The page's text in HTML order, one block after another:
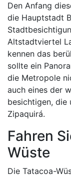
Den Anfang
die Hauptstadt
Altstadtviertel
kennen das
sollte ein
die Metropole
auch eines der
besichtigen, die
Zipaquirá.
Fahren
Wüste
Die Tatacoa-